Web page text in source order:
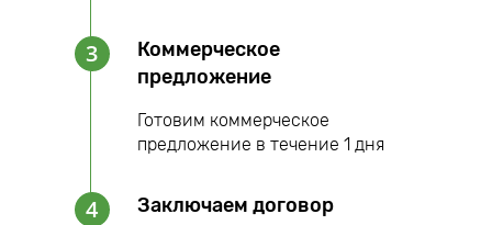
3
Коммерческое
предложение
Готовим коммерческое
предложение в течение 1 дня
4 Заключаем договор